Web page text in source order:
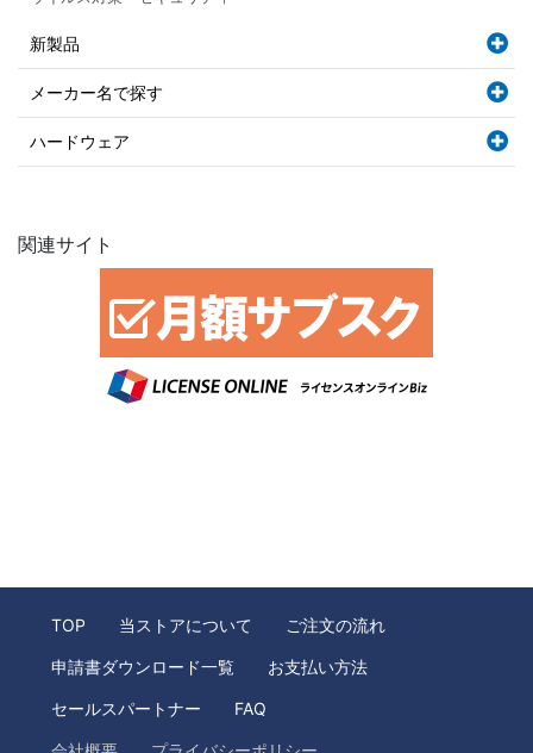
新製品
メーカー名で探す
ハードウェア
関連サイト
TOP 当ストアについて ご注文の流れ
申請書ダウンロード一覧 お支払い方法
セールスパートナー FAQ